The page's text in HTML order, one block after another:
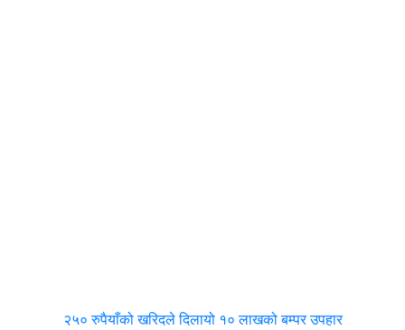
२५० रुपैयाँको खरिदले दिलायो १० लाखको बम्पर उपहार